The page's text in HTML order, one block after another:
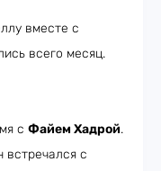
вместе с
всего месяц.
с Файем Хадрой.
встречался с